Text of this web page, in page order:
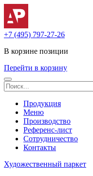
+7 (495) 797-27-26
В корзине позиции
Перейти в корзину
Продукция
Меню
Производство
Референс-лист
Сотрудничество
Контакты
Художественный паркет